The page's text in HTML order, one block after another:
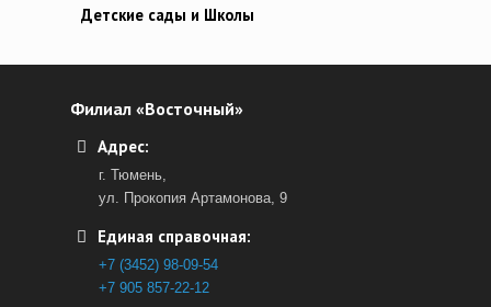
Детские сады и Школы
Филиал «Восточный»
Адрес:
г. Тюмень,
ул. Прокопия Артамонова, 9
Единая справочная:
+7 (3452) 98-09-54
+7 905 857-22-12